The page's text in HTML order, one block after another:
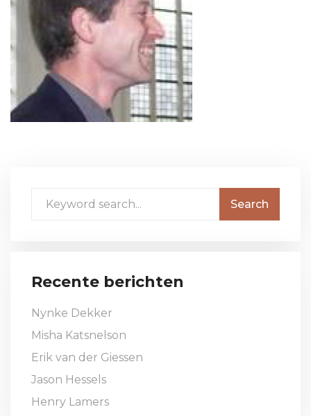
Recente berichten
Nynke Dekker
Misha Katsnelson
Erik van der Giessen
Jason Hessels
Henry Lamers